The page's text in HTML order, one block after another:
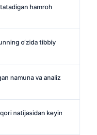
hamroh
o‘zida tibbiy
namuna va analiz
natijasidan keyin